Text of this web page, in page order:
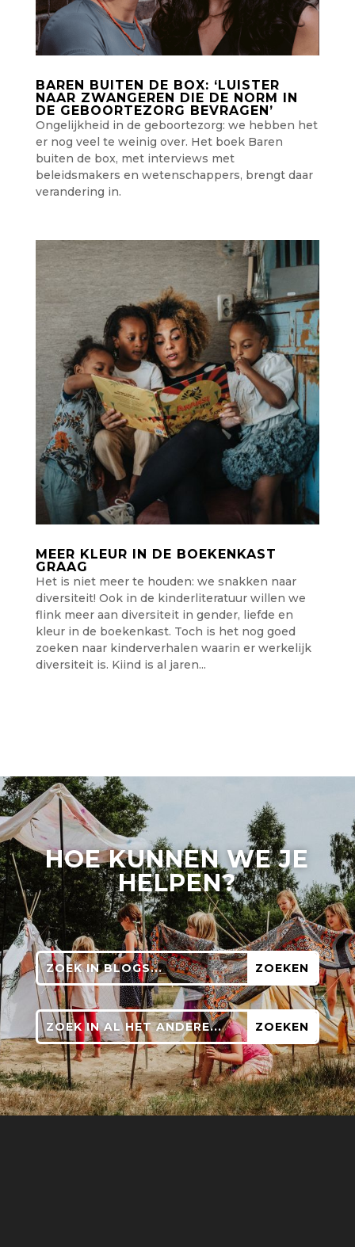
BAREN BUITEN DE BOX: ‘LUISTER
NAAR ZWANGEREN DIE DE NORM IN
DE GEBOORTEZORG BEVRAGEN’
Ongelijkheid in de geboortezorg: we hebben het
er nog veel te weinig over. Het boek Baren
buiten de box, met interviews met
beleidsmakers en wetenschappers, brengt daar
verandering in.
MEER KLEUR IN DE BOEKENKAST
GRAAG
Het is niet meer te houden: we snakken naar
diversiteit! Ook in de kinderliteratuur willen we
flink meer aan diversiteit in gender, liefde en
kleur in de boekenkast. Toch is het nog goed
zoeken naar kinderverhalen waarin er werkelijk
diversiteit is. Kiind is al jaren...
HOE KUNNEN WE JE
HELPEN?